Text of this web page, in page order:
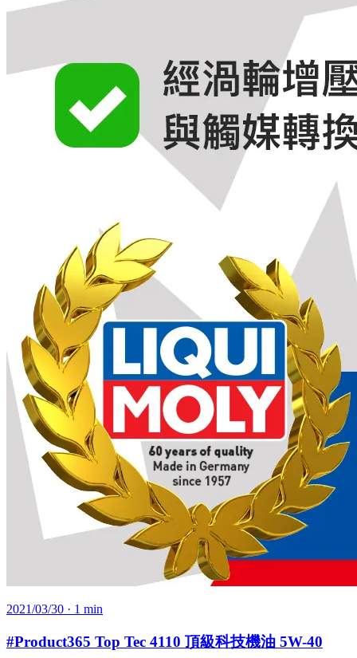
2021/03/30 · 1 min
#Product365 Top Tec 4110 頂級科技機油 5W-40